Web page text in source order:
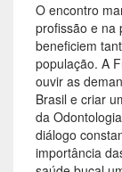
O encontro
profissão e na
beneficiem
população. A
ouvir as
Brasil e criar
da
diálogo
importância